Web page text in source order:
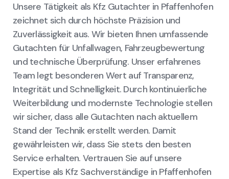
Unsere Tätigkeit als Kfz Gutachter in Pfaffenhofen
zeichnet sich durch höchste Präzision und
Zuverlässigkeit aus. Wir bieten Ihnen umfassende
Gutachten für Unfallwagen, Fahrzeugbewertung
und technische Überprüfung. Unser erfahrenes
Team legt besonderen Wert auf Transparenz,
Integrität und Schnelligkeit. Durch kontinuierliche
Weiterbildung und modernste Technologie stellen
wir sicher, dass alle Gutachten nach aktuellem
Stand der Technik erstellt werden. Damit
gewährleisten wir, dass Sie stets den besten
Service erhalten. Vertrauen Sie auf unsere
Expertise als Kfz Sachverständige in Pfaffenhofen